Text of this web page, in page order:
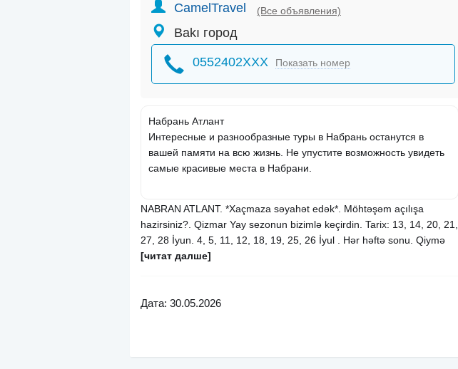
CamelTravel (Все объявления)
Bakı город
0552402XXX Показать номер
Набрань Атлант
Интересные и разнообразные туры в Набрань останутся в
вашей памяти на всю жизнь. Не упустите возможность увидеть
самые красивые места в Набрани.
NABRAN ATLANT. *Xaçmaza səyahət edək*. Möhtəşəm açılışa
hazirsiniz?. Qizmar Yay sezonun bizimlə keçirdin. Tarix: 13, 14, 20, 21,
27, 28 İyun. 4, 5, 11, 12, 18, 19, 25, 26 İyul . Hər həftə sonu. Qiymə
[читат далше]
Дата: 30.05.2026